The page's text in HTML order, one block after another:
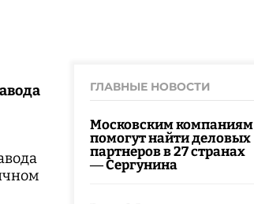
ГЛАВНЫЕ НОВОСТИ
Московским компаниям
помогут найти деловых
партнеров в 27 странах
— Сергунина